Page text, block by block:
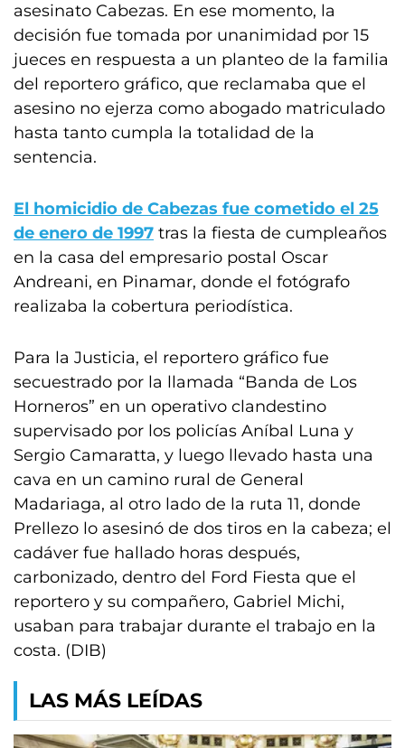
asesinato Cabezas. En ese momento, la
decisión fue tomada por unanimidad por 15
jueces en respuesta a un planteo de la familia
del reportero gráfico, que reclamaba que el
asesino no ejerza como abogado matriculado
hasta tanto cumpla la totalidad de la
sentencia.
El homicidio de Cabezas fue cometido el 25
de enero de 1997 tras la fiesta de cumpleaños
en la casa del empresario postal Oscar
Andreani, en Pinamar, donde el fotógrafo
realizaba la cobertura periodística.
Para la Justicia, el reportero gráfico fue
secuestrado por la llamada “Banda de Los
Horneros” en un operativo clandestino
supervisado por los policías Aníbal Luna y
Sergio Camaratta, y luego llevado hasta una
cava en un camino rural de General
Madariaga, al otro lado de la ruta 11, donde
Prellezo lo asesinó de dos tiros en la cabeza; el
cadáver fue hallado horas después,
carbonizado, dentro del Ford Fiesta que el
reportero y su compañero, Gabriel Michi,
usaban para trabajar durante el trabajo en la
costa. (DIB)
LAS MÁS LEÍDAS